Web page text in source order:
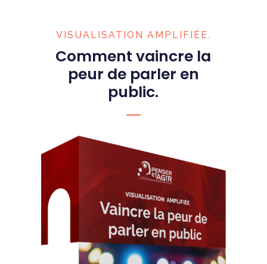
VISUALISATION AMPLIFIÉE.
Comment vaincre la
peur de parler en
public.